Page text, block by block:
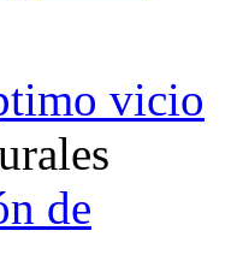
vicio